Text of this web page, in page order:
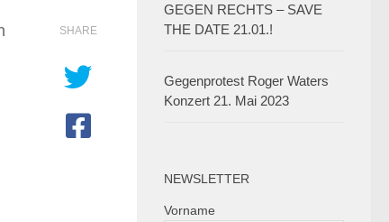
SHARE
GEGEN RECHTS – SAVE
THE DATE 21.01.!
Gegenprotest Roger Waters
Konzert 21. Mai 2023
NEWSLETTER
Vorname